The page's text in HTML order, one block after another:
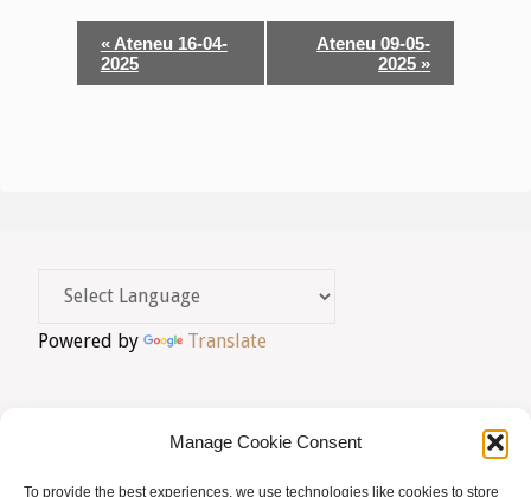
Manage Cookie Consent
To provide the best experiences, we use technologies like cookies to store
N
a
c
i
'
«Ateneu 16-04-
2025
Ateneu 09-05-
2025 »
Powered by Translate